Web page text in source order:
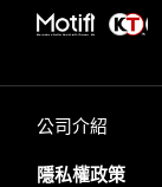
公司介紹
隱私權政策